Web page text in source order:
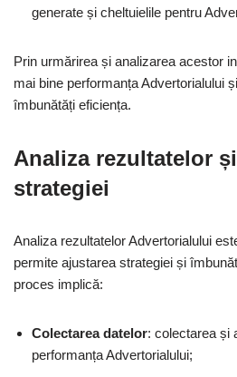
generate și cheltuielile pentru
Prin urmărirea și analizarea acestor
mai bine performanța Advertorialului
îmbunătăți eficiența.
Analiza rezultatelor
strategiei
Analiza rezultatelor Advertorialului
permite ajustarea strategiei și
proces implică:
Colectarea datelor: colectarea și
performanța Advertorialului;